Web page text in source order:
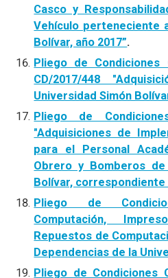
Casco y
Vehículo perteneciente
Bolívar, año 2017”.
Pliego de Condiciones
CD/2017/448
Universidad Simón
Pliego de
"Adquisiciones de
para el Personal
Obrero y Bomberos
Bolívar, correspondiente
Pliego de
Computación,
Repuestos de
Dependencias de la
Pliego de Condiciones